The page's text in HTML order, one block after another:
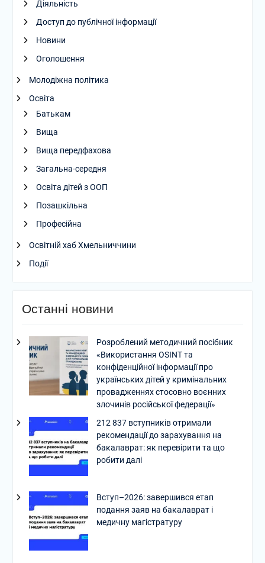
Діяльність
Доступ до публічної інформації
Новини
Оголошення
Молодіжна політика
Освіта
Батькам
Вища
Вища передфахова
Загальна-середня
Освіта дітей з ООП
Позашкільна
Професійна
Освітній хаб Хмельниччини
Події
Останні новини
Розроблений методичний посібник
«Використання OSINT та
конфіденційної інформації про
українських дітей у кримінальних
провадженнях стосовно воєнних
злочинів російської федерації»
212 837 вступників отримали
рекомендації до зарахування на
бакалаврат: як перевірити та що
робити далі
Вступ–2026: завершився етап
подання заяв на бакалаврат і
медичну магістратуру